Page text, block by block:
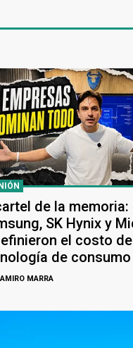
de la
SK Hynix y
el costo
de consumo
MARRA